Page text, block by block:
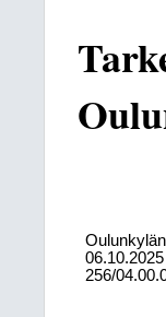
06.10.2025
256/